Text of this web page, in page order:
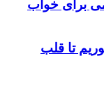
۷ تکنیک علمی برای خواب
تا قلب